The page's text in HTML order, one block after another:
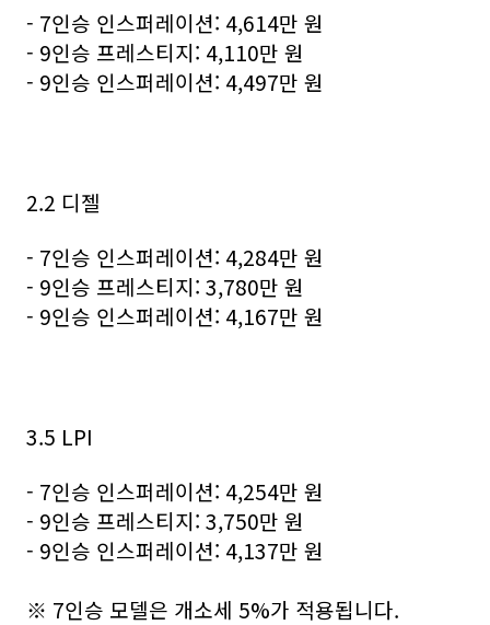
- 7인승 인스퍼레이션: 4,614만 원
- 9인승 프레스티지: 4,110만 원
- 9인승 인스퍼레이션: 4,497만 원
2.2 디젤
- 7인승 인스퍼레이션: 4,284만 원
- 9인승 프레스티지: 3,780만 원
- 9인승 인스퍼레이션: 4,167만 원
3.5 LPI
- 7인승 인스퍼레이션: 4,254만 원
- 9인승 프레스티지: 3,750만 원
- 9인승 인스퍼레이션: 4,137만 원
※ 7인승 모델은 개소세 5%가 적용됩니다.